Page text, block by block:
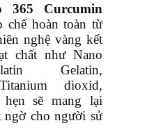
365 Curcumin
chế hoàn toàn từ
nghệ vàng kết
chất như Nano
Gelatin,
dioxid,
sẽ mang lại
ngờ cho người sử